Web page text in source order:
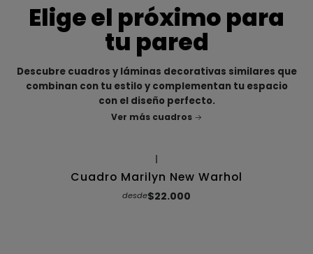
Elige el próximo para
tu pared
Descubre cuadros y láminas decorativas similares que
combinan con tu estilo y complementan tu espacio
con el diseño perfecto.
Ver más cuadros
Cuadro Marilyn New Warhol
desde$22.000